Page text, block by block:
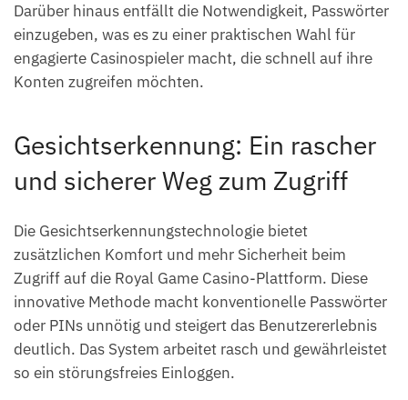
Darüber hinaus entfällt die Notwendigkeit, Passwörter
einzugeben, was es zu einer praktischen Wahl für
engagierte Casinospieler macht, die schnell auf ihre
Konten zugreifen möchten.
Gesichtserkennung: Ein rascher
und sicherer Weg zum Zugriff
Die Gesichtserkennungstechnologie bietet
zusätzlichen Komfort und mehr Sicherheit beim
Zugriff auf die Royal Game Casino-Plattform. Diese
innovative Methode macht konventionelle Passwörter
oder PINs unnötig und steigert das Benutzererlebnis
deutlich. Das System arbeitet rasch und gewährleistet
so ein störungsfreies Einloggen.